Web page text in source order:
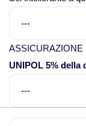
Viaggi in
Viaggi in
ASSICURAZIONE
UNIPOL 5% della